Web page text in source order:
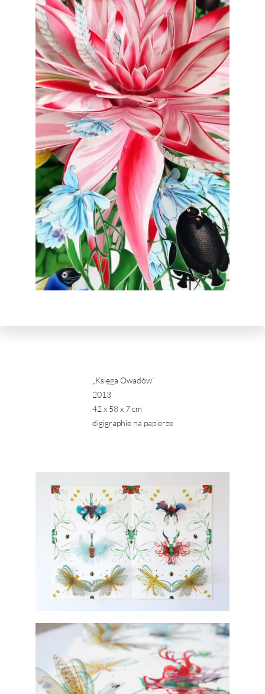
„Księga Owadów”
2013
42 x 58 x 7 cm
digigraphie na papierze